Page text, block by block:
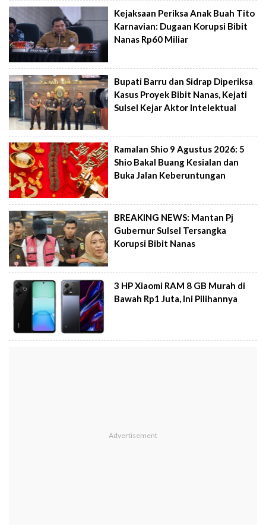
Kejaksaan Periksa Anak Buah Tito
Karnavian: Dugaan Korupsi Bibit
Nanas Rp60 Miliar
Bupati Barru dan Sidrap Diperiksa
Kasus Proyek Bibit Nanas, Kejati
Sulsel Kejar Aktor Intelektual
Ramalan Shio 9 Agustus 2026: 5
Shio Bakal Buang Kesialan dan
Buka Jalan Keberuntungan
BREAKING NEWS: Mantan Pj
Gubernur Sulsel Tersangka
Korupsi Bibit Nanas
3 HP Xiaomi RAM 8 GB Murah di
Bawah Rp1 Juta, Ini Pilihannya